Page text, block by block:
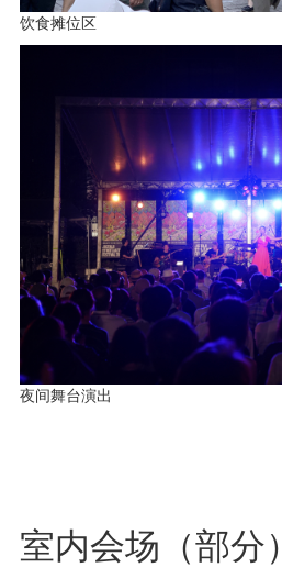
饮食摊位区
夜间舞台演出
室内会场（部分）